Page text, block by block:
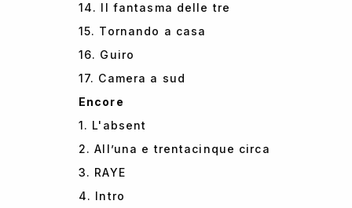
14. Il fantasma delle tre
15. Tornando a casa
16. Guiro
17. Camera a sud
Encore
1. L'absent
2. All’una e trentacinque circa
3. RAYE
4. Intro